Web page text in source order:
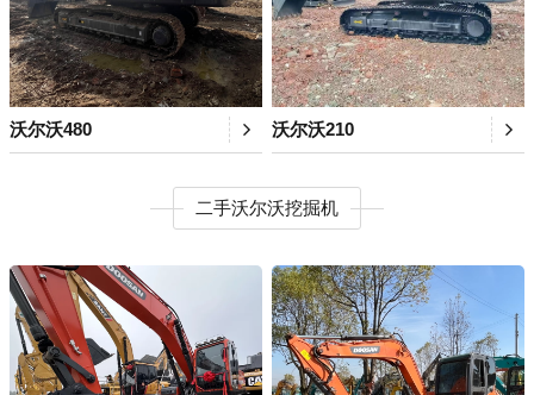
沃尔沃480 沃尔沃210
二手沃尔沃挖掘机